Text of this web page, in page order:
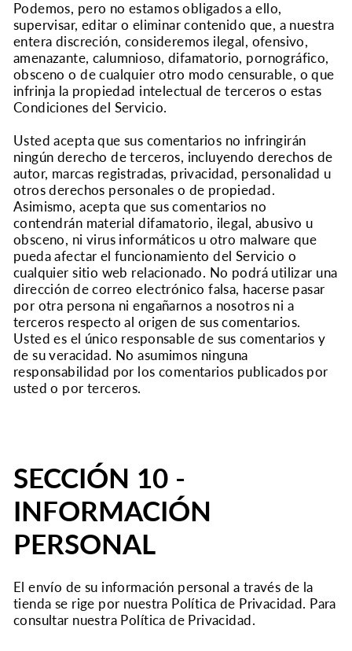
Podemos, pero no estamos obligados a ello,
supervisar, editar o eliminar contenido que, a nuestra
entera discreción, consideremos ilegal, ofensivo,
amenazante, calumnioso, difamatorio, pornográfico,
obsceno o de cualquier otro modo censurable, o que
infrinja la propiedad intelectual de terceros o estas
Condiciones del Servicio.
Usted acepta que sus comentarios no infringirán
ningún derecho de terceros, incluyendo derechos de
autor, marcas registradas, privacidad, personalidad u
otros derechos personales o de propiedad.
Asimismo, acepta que sus comentarios no
contendrán material difamatorio, ilegal, abusivo u
obsceno, ni virus informáticos u otro malware que
pueda afectar el funcionamiento del Servicio o
cualquier sitio web relacionado. No podrá utilizar una
dirección de correo electrónico falsa, hacerse pasar
por otra persona ni engañarnos a nosotros ni a
terceros respecto al origen de sus comentarios.
Usted es el único responsable de sus comentarios y
de su veracidad. No asumimos ninguna
responsabilidad por los comentarios publicados por
usted o por terceros.
SECCIÓN 10 -
INFORMACIÓN
PERSONAL
El envío de su información personal a través de la
tienda se rige por nuestra Política de Privacidad. Para
consultar nuestra Política de Privacidad.